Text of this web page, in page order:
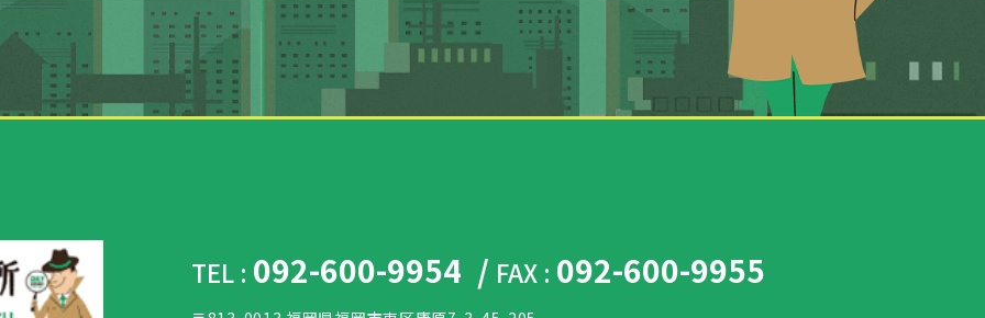
TEL : 092-600-9954 / FAX : 092-600-9955